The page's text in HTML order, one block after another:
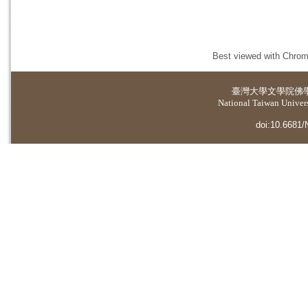
Best viewed with
臺灣大學文學院佛
National Taiwan
doi:10.6681/